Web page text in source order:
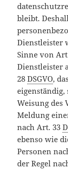
bleibt.
Dienstleister
Sinne von
Dienstleister
28DSGVO,
Weisung des
Meldung
nach Art. 33
ebenso wie
Personen
der Regel